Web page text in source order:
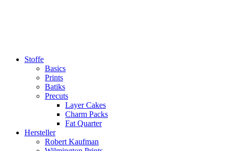
Stoffe
Basics
Prints
Batiks
Precuts
Layer Cakes
Charm Packs
Fat Quarter
Hersteller
Robert Kaufman